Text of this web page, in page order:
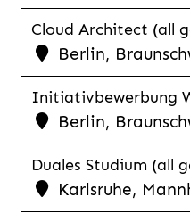
Cloud Architect (all
Berlin,
Initiativbewerbung
Berlin,
Duales Studium (all
Karlsruhe,